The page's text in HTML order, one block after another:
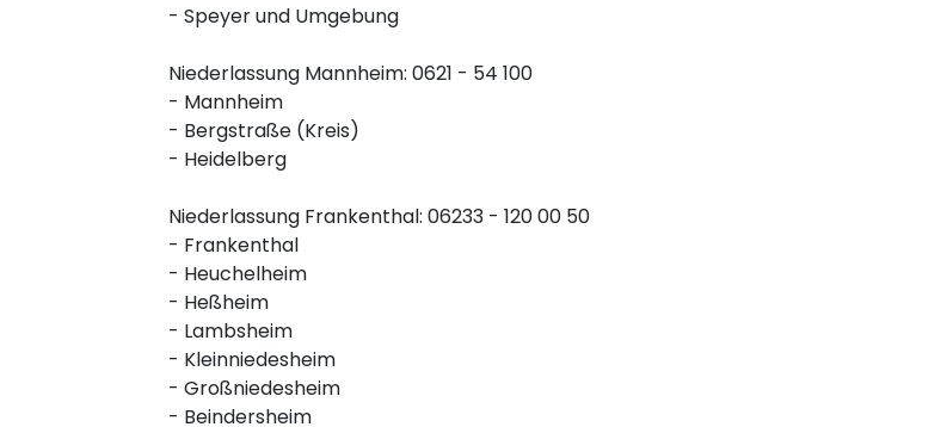
- Speyer und Umgebung
Niederlassung Mannheim: 0621 - 54 100
- Mannheim
- Bergstraße (Kreis)
- Heidelberg
Niederlassung Frankenthal: 06233 - 120 00 50
- Frankenthal
- Heuchelheim
- Heßheim
- Lambsheim
- Kleinniedesheim
- Großniedesheim
- Beindersheim